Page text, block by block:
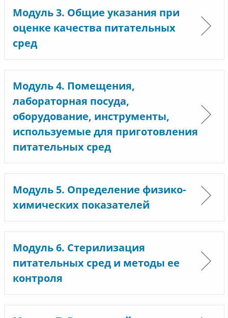
Модуль 3. Общие указания при
оценке качества питательных
сред
Модуль 4. Помещения,
лабораторная посуда,
оборудование, инструменты,
используемые для приготовления
питательных сред
Модуль 5. Определение физико-
химических показателей
Модуль 6. Стерилизация
питательных сред и методы ее
контроля